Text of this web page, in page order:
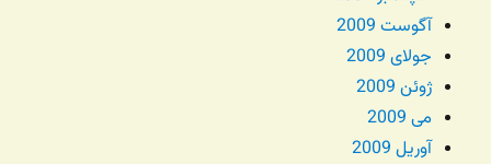
آگوست 2009
جولای 2009
ژوئن 2009
می 2009
آوریل 2009